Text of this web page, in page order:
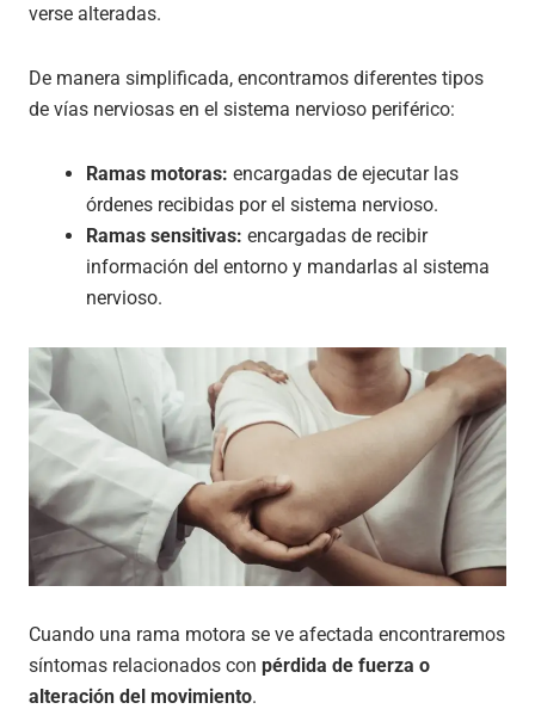
verse alteradas.
De manera simplificada, encontramos diferentes tipos
de vías nerviosas en el sistema nervioso periférico:
Ramas motoras: encargadas de ejecutar las
órdenes recibidas por el sistema nervioso.
Ramas sensitivas: encargadas de recibir
información del entorno y mandarlas al sistema
nervioso.
Cuando una rama motora se ve afectada encontraremos
síntomas relacionados con pérdida de fuerza o
alteración del movimiento.